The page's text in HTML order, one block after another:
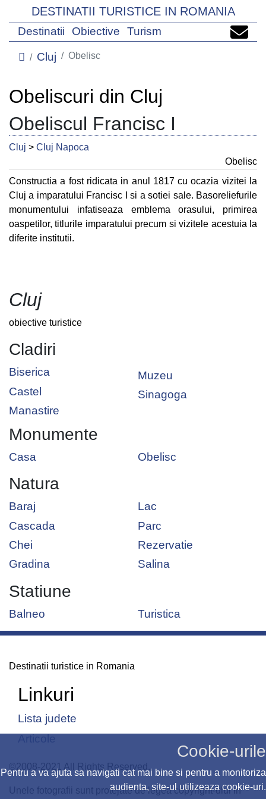
Cookie-urile
Pentru a va ajuta sa navigati cat mai bine si pentru a monitoriza
audienta, site-ul utilizeaza cookie-uri.
DESTINATII TURISTICE IN ROMANIA
Destinatii Obiective Turism
Cluj Obelisc
Obeliscuri din Cluj
Obeliscul Francisc I
Cluj > Cluj Napoca
Obelisc
Constructia a fost ridicata in anul 1817 cu ocazia vizitei la
Cluj a imparatului Francisc I si a sotiei sale. Basoreliefurile
monumentului infatiseaza emblema orasului, primirea
oaspetilor, titlurile imparatului precum si vizitele acestuia la
diferite institutii.
Cluj
obiective turistice
Cladiri
Biserica
Castel
Manastire
Muzeu
Sinagoga
Monumente
Casa Obelisc
Natura
Baraj
Cascada
Chei
Gradina
Lac
Parc
Rezervatie
Salina
Statiune
Balneo Turistica
Destinatii turistice in Romania
Linkuri
Lista judete
©2008-2021 All Rights Reserved.
Unele fotografii sunt protejate de legea copyright-ului in